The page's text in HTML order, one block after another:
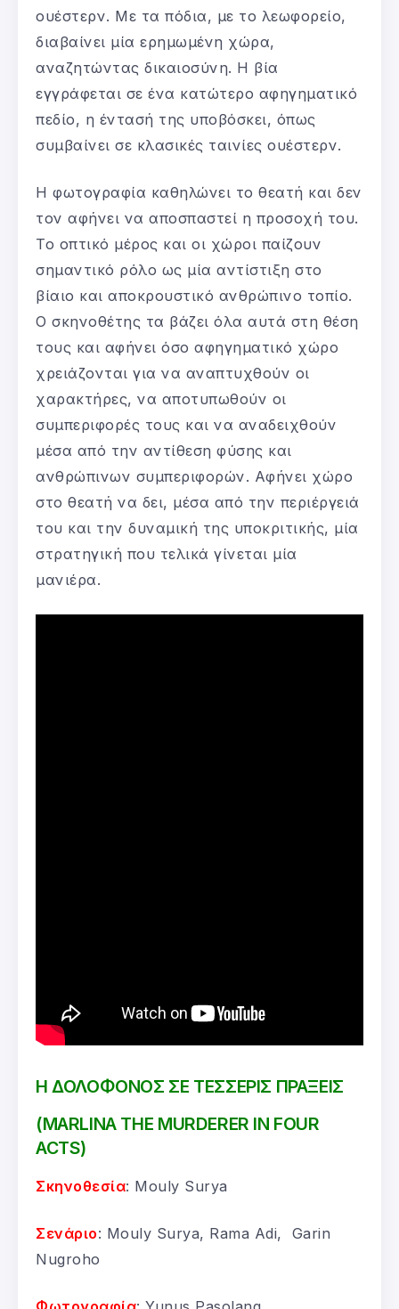
ουέστερν. Με τα πόδια, με το λεωφορείο,
διαβαίνει μία ερημωμένη χώρα,
αναζητώντας δικαιοσύνη. Η βία
εγγράφεται σε ένα κατώτερο αφηγηματικό
πεδίο, η έντασή της υποβόσκει, όπως
συμβαίνει σε κλασικές ταινίες ουέστερν.
Η φωτογραφία καθηλώνει το θεατή και δεν
τον αφήνει να αποσπαστεί η προσοχή του.
Το οπτικό μέρος και οι χώροι παίζουν
σημαντικό ρόλο ως μία αντίστιξη στο
βίαιο και αποκρουστικό ανθρώπινο τοπίο.
Ο σκηνοθέτης τα βάζει όλα αυτά στη θέση
τους και αφήνει όσο αφηγηματικό χώρο
χρειάζονται για να αναπτυχθούν οι
χαρακτήρες, να αποτυπωθούν οι
συμπεριφορές τους και να αναδειχθούν
μέσα από την αντίθεση φύσης και
ανθρώπινων συμπεριφορών. Αφήνει χώρο
στο θεατή να δει, μέσα από την περιέργειά
του και την δυναμική της υποκριτικής, μία
στρατηγική που τελικά γίνεται μία
μανιέρα.
Η ΔΟΛΟΦΟΝΟΣ ΣΕ ΤΕΣΣΕΡΙΣ ΠΡΑΞΕΙΣ
(MARLINA THE MURDERER IN FOUR
ACTS)
Σκηνοθεσία: Mouly Surya
Σενάριο: Mouly Surya, Rama Adi, Garin
Nugroho